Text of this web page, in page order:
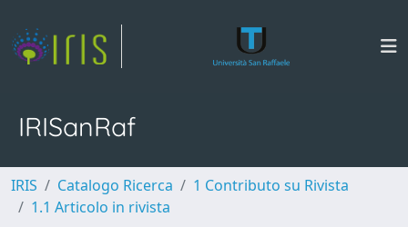
IRISanRaf
IRIS Catalogo Ricerca
1 Contributo su Rivista
1.1 Articolo in rivista